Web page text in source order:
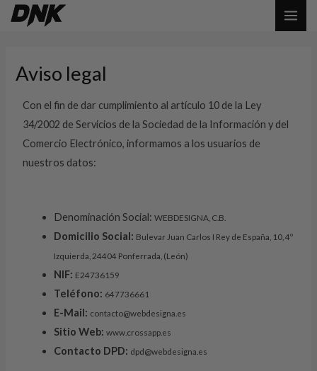
Aviso legal
Con el fin de dar cumplimiento al artículo 10 de la Ley
34/2002 de Servicios de la Sociedad de la Información y del
Comercio Electrónico, informamos a los usuarios de
nuestros datos:
Denominación Social:WEBDESIGNA, C.B.
Domicilio Social: Bulevar Juan Carlos I Rey de España, 10, 4º
Izquierda, 24404 Ponferrada, (León)
NIF: E24736159
Teléfono: 647736661
E-Mail: contacto@webdesigna.es
Sitio Web: www.crossapp.es
Contacto DPD: dpd@webdesigna.es